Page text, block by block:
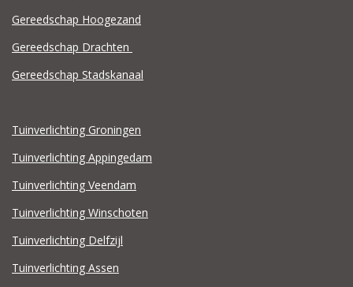
Gereedschap Hoogezand
Gereedschap Drachten
Gereedschap Stadskanaal
Tuinverlichting Groningen
Tuinverlichting Appingedam
Tuinverlichting Veendam
Tuinverlichting Winschoten
Tuinverlichting Delfzijl
Tuinverlichting Assen